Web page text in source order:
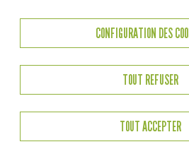
CONFIGURATION DES
TOUT REFUSER
TOUT ACCEPTER